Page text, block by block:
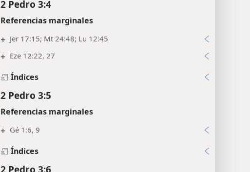
2 Pedro 3:4
Referencias marginales
+ Jer 17:15; Mt 24:48; Lu 12:45
+ Eze 12:22, 27
Índices
2 Pedro 3:5
Referencias marginales
+ Gé 1:6, 9
Índices
2 Pedro 3:6